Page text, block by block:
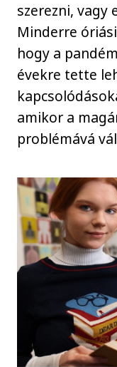
szerezni, vagy
Minderre
hogy a
évekre tette
amikor a
problémává